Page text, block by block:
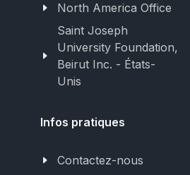
North America Office
Saint Joseph
University Foundation,
Beirut Inc. - États-
Unis
Infos pratiques
Contactez-nous